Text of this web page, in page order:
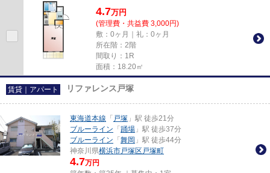
4.7万円
(管理費・共益費 3,000円)
敷：0ヶ月｜礼：0ヶ月
所在階：2階
間取り：1R
面積：18.20㎡
賃貸｜アパート リファレンス戸塚
東海道本線 「 戸塚 」駅 徒歩21分
ブルーライン 「 踊場 」駅 徒歩37分
ブルーライン 「 舞岡 」駅 徒歩44分
神奈川県横浜市戸塚区 戸塚町
4.7万円